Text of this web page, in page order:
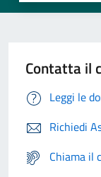
Contatta il
Leggi le
Richiedi
Chiama il